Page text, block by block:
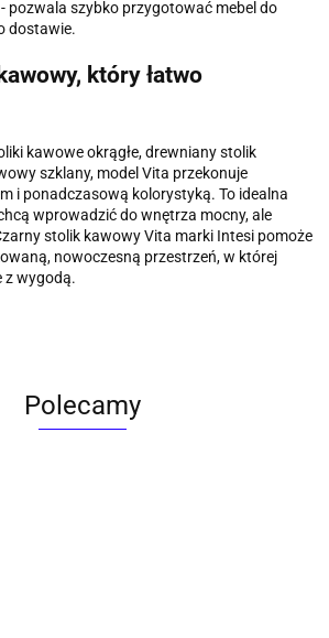
pozwala szybko przygotować mebel do
dostawie.
który łatwo
kawowe okrągłe, drewniany stolik
szklany, model Vita przekonuje
i ponadczasową kolorystyką. To idealna
wprowadzić do wnętrza mocny, ale
stolik kawowy Vita marki Intesi pomoże
nowoczesną przestrzeń, w której
z wygodą.
Polecamy